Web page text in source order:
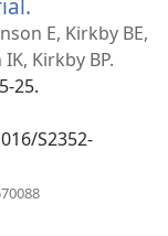
nové
okno)
E, Kirkby BE,
Kirkby BP.
25.
S2352-